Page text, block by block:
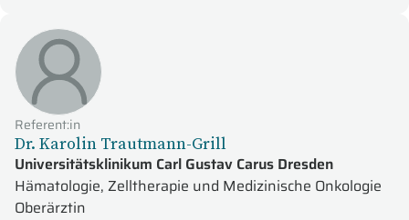
Referent:in
Dr. Karolin Trautmann-Grill
Universitätsklinikum Carl Gustav Carus Dresden
Hämatologie, Zelltherapie und Medizinische Onkologie
Oberärztin